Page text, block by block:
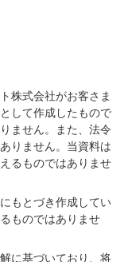
株式会社がお客さま
して作成したもので
ません。また、法令
りません。当資料は
るものではありませ
もとづき作成してい
ものではありませ
に基づいており、将